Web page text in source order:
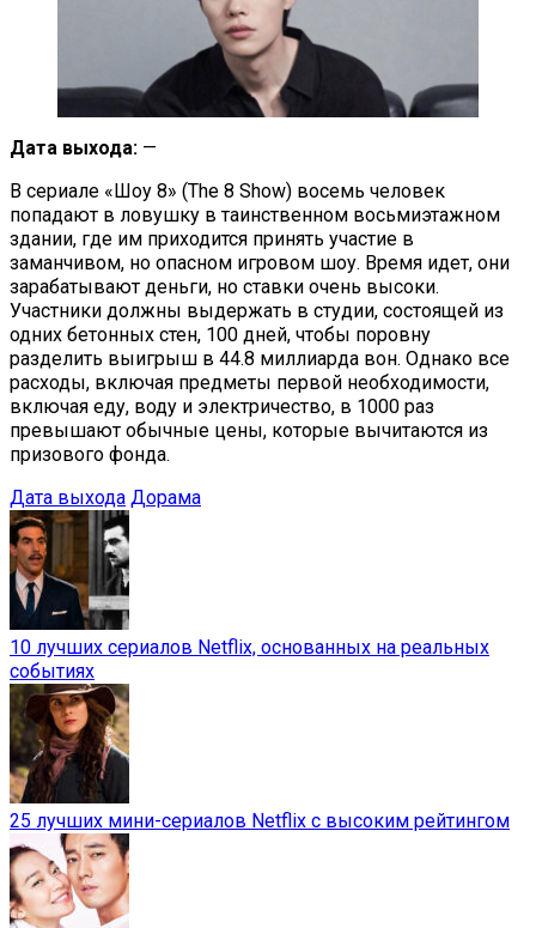
Дата выхода: —
В сериале «Шоу 8» (The 8 Show) восемь человек
попадают в ловушку в таинственном восьмиэтажном
здании, где им приходится принять участие в
заманчивом, но опасном игровом шоу. Время идет, они
зарабатывают деньги, но ставки очень высоки.
Участники должны выдержать в студии, состоящей из
одних бетонных стен, 100 дней, чтобы поровну
разделить выигрыш в 44.8 миллиарда вон. Однако все
расходы, включая предметы первой необходимости,
включая еду, воду и электричество, в 1000 раз
превышают обычные цены, которые вычитаются из
призового фонда.
Дата выхода Дорама
10 лучших сериалов Netflix, основанных на реальных
событиях
25 лучших мини-сериалов Netflix с высоким рейтингом